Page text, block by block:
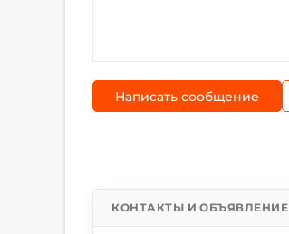
Написать сообщение
КОНТАКТЫ И ОБЪЯВЛЕНИЕ